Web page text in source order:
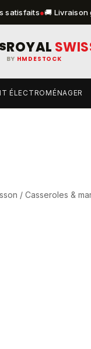
satisfaits●🚚 Livraison
ROYAL
BY HMDESTOCK
ÉLECTROMÉNAGER
/Casseroles &